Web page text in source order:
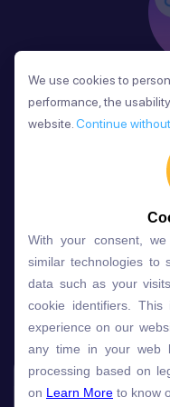
Sau mỗi bài học,
âm và ngữ pháp
và
Lựa chọn
Gói học
Speech Analyzer
We use cookies to
performance, the
website. Continue
With your consent,
similar technologies to
data such as your
cookie identifiers.
experience on our
any time in your web
processing based on
on Learn More to know
We use cookies to
performance, the
website. Continue
With your consent,
similar technologies to
data such as your
cookie identifiers.
experience on our
any time in your web
processing based on
on Learn More to know